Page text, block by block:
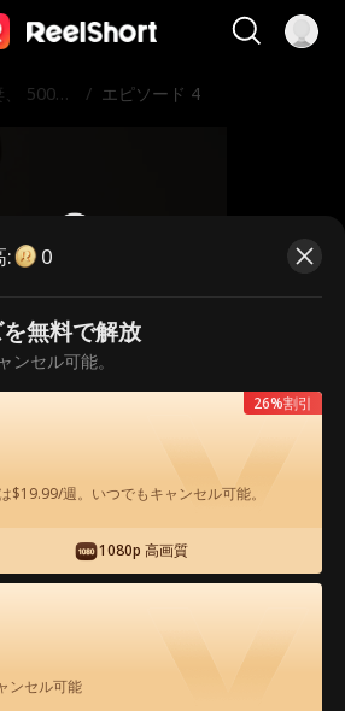
500万
/ エピソード 4
のエピソードです。視
は解放が必要です。
アプリ内で無料視聴可能
: 0
無料で解放
ンセル可能。
$19.99/週。いつでもキャンセル可能。
1080p 高画質
26%割引
ンセル可能